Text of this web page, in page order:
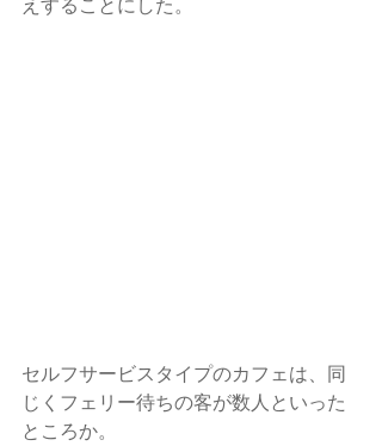
えすることにした。
セルフサービスタイプのカフェは、同
じくフェリー待ちの客が数人といった
ところか。